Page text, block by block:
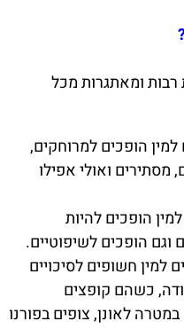
ומאתגרות מכל
הופכים למרוחקים,
ואולי אפילו
הופכים להיות
הופכים לשיפוטיים.
חשופים לסיכויים
כשהם קופצים
לאונן, צופים בפורנו